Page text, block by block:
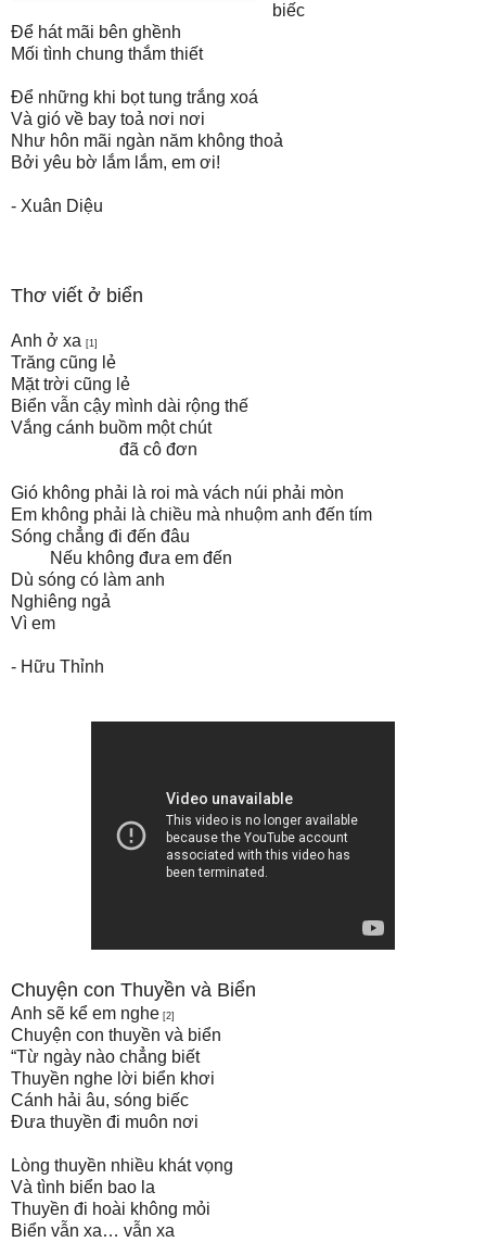
biếc
Để hát mãi bên ghềnh
Mối tình chung thắm thiết
Để những khi bọt tung trắng xoá
Và gió về bay toả nơi nơi
Như hôn mãi ngàn năm không thoả
Bởi yêu bờ lắm lắm, em ơi!
- Xuân Diệu
Thơ viết ở biển
Anh ở xa [1]
Trăng cũng lẻ
Mặt trời cũng lẻ
Biển vẫn cậy mình dài rộng thế
Vắng cánh buồm một chút
đã cô đơn
Gió không phải là roi mà vách núi phải mòn
Em không phải là chiều mà nhuộm anh đến tím
Sóng chẳng đi đến đâu
Nếu không đưa em đến
Dù sóng có làm anh
Nghiêng ngả
Vì em
- Hữu Thỉnh
Chuyện con Thuyền và Biển
Anh sẽ kể em nghe [2]
Chuyện con thuyền và biển
“Từ ngày nào chẳng biết
Thuyền nghe lời biển khơi
Cánh hải âu, sóng biếc
Đưa thuyền đi muôn nơi
Lòng thuyền nhiều khát vọng
Và tình biển bao la
Thuyền đi hoài không mỏi
Biển vẫn xa… vẫn xa